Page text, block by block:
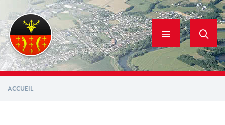
contenu
principal
ACCUEIL